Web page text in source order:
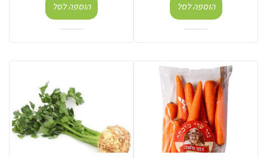
הוספה לסל הוספה לסל